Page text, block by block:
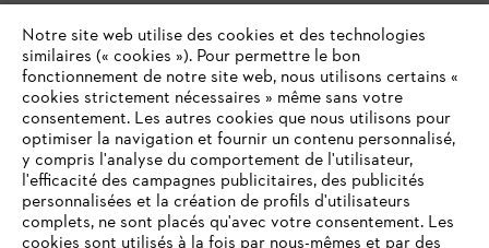
Notre site web utilise des cookies et des technologies
similaires (« cookies »). Pour permettre le bon
fonctionnement de notre site web, nous utilisons certains «
cookies strictement nécessaires » même sans votre
consentement. Les autres cookies que nous utilisons pour
optimiser la navigation et fournir un contenu personnalisé,
y compris l'analyse du comportement de l'utilisateur,
l'efficacité des campagnes publicitaires, des publicités
personnalisées et la création de profils d'utilisateurs
complets, ne sont placés qu'avec votre consentement. Les